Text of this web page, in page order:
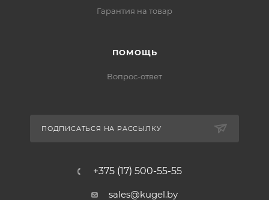
Гарантия на товар
ПОМОЩЬ
Вопрос-ответ
ПОДПИСАТЬСЯ НА РАССЫЛКУ
+375 (17) 500-55-55
sales@kugel.by